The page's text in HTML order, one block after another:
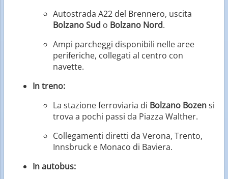
Autostrada A22 del Brennero, uscita
Bolzano Sud o Bolzano Nord.
Ampi parcheggi disponibili nelle aree
periferiche, collegati al centro con
navette.
In treno:
La stazione ferroviaria di Bolzano Bozensi
trova a pochi passi da Piazza Walther.
Collegamenti diretti da Verona, Trento,
Innsbruck e Monaco di Baviera.
In autobus: